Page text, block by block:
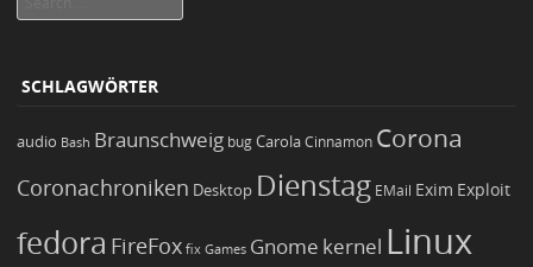
SCHLAGWÖRTER
audio Bash Braunschweig bugCarola Cinnamon Corona
Coronachroniken Desktop Dienstag EMail Exim Exploit
fedora FireFox fix Games Gnome kernel Linux